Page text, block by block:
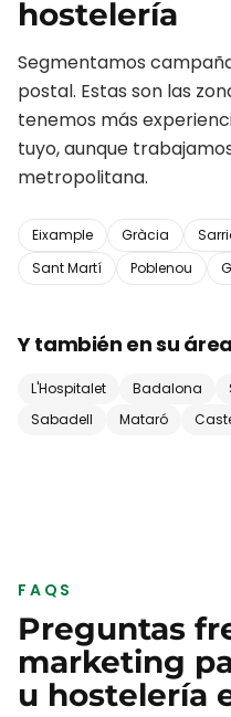
hostelería
Segmentamos
postal. Estas son las
tenemos más
tuyo, aunque
metropolitana.
Eixample Gràcia
Sant Martí
Poblenou
Y también en su
L'Hospitalet Badalona
Sabadell
Mataró
FAQS
Preguntas
marketing
u hostelería